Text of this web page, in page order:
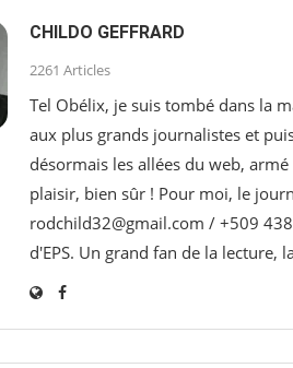
CHILDO GEFFRARD
2261 Articles
Tel Obélix, je suis tombé dans la
aux plus grands journalistes et
désormais les allées du web,
plaisir, bien sûr ! Pour moi, le
rodchild32@gmail.com / +509
d'EPS. Un grand fan de la